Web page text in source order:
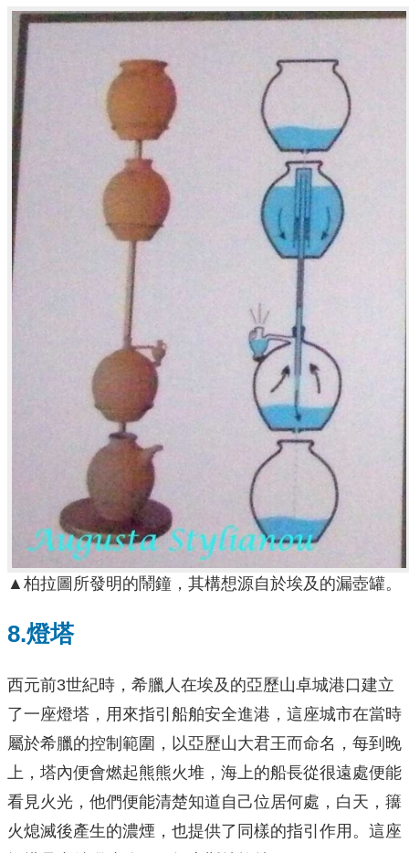
▲柏拉圖所發明的鬧鐘，其構想源自於埃及的漏壺罐。
8.燈塔
西元前3世紀時，希臘人在埃及的亞歷山卓城港口建立
了一座燈塔，用來指引船舶安全進港，這座城市在當時
屬於希臘的控制範圍，以亞歷山大君王而命名，每到晚
上，塔內便會燃起熊熊火堆，海上的船長從很遠處便能
看見火光，他們便能清楚知道自己位居何處，白天，簼
火熄滅後產生的濃煙，也提供了同樣的指引作用。這座